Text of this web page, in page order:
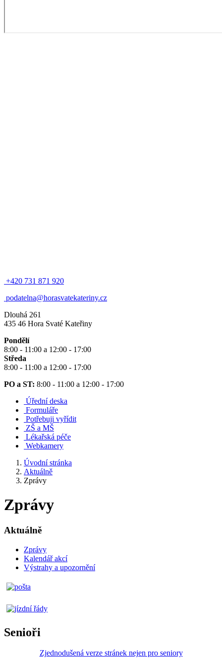
+420 731 871 920
podatelna@horasvatekateriny.cz
Dlouhá 261
435 46 Hora Svaté Kateřiny
Pondělí
8:00 - 11:00 a 12:00 - 17:00
Středa
8:00 - 11:00 a 12:00 - 17:00
PO a ST: 8:00 - 11:00 a 12:00 - 17:00
Úřední deska
Formuláře
Potřebuji vyřídit
ZŠ a MŠ
Lékařská péče
Webkamery
Úvodní stránka
Aktuálně
Zprávy
Zprávy
Aktuálně
Zprávy
Kalendář akcí
Výstrahy a upozornění
Senioři
Zjednodušená verze stránek nejen pro seniory